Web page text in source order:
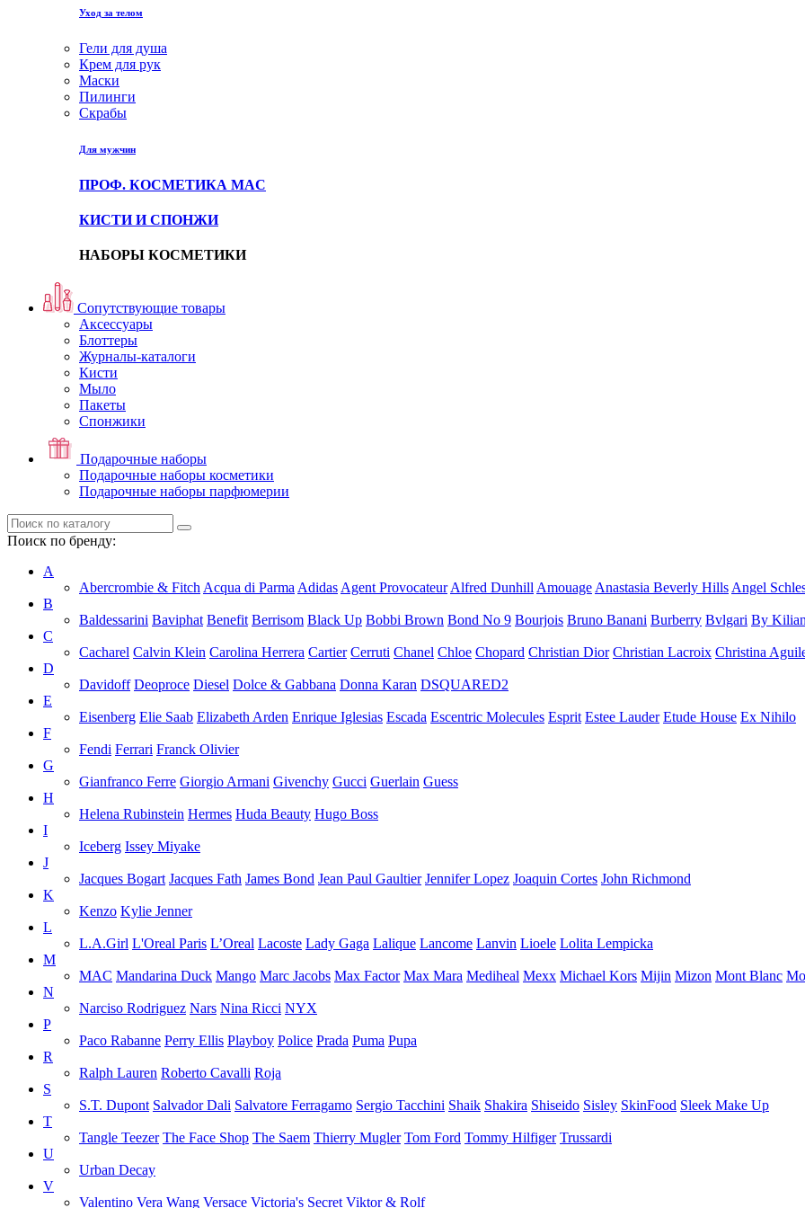
Уход за телом
Гели для душа
Крем для рук
Маски
Пилинги
Скрабы
Для мужчин
ПРОФ. КОСМЕТИКА MAC
КИСТИ И СПОНЖИ
НАБОРЫ КОСМЕТИКИ
Сопутствующие товары
Аксессуары
Блоттеры
Журналы-каталоги
Кисти
Мыло
Пакеты
Спонжики
Подарочные наборы
Подарочные наборы косметики
Подарочные наборы парфюмерии
Поиск по бренду:
A
Abercrombie & FitchAcqua di ParmaAdidasAgent ProvocateurAlfred DunhillAmouageAnastasia Beverly HillsAngel
B
Baldessarini Baviphat Benefit Berrisom Black Up Bobbi Brown Bond No 9 Bourjois Bruno Banani Burberry Bvlgari By
C
Cacharel Calvin Klein Carolina Herrera Cartier Cerruti Chanel Chloe Chopard Christian Dior Christian Lacroix Christina
D
Davidoff Deoproce Diesel Dolce & Gabbana Donna Karan DSQUARED2
E
Eisenberg Elie Saab Elizabeth Arden Enrique Iglesias Escada Escentric Molecules Esprit Estee Lauder Etude House Ex Nihilo
F
Fendi Ferrari Franck Olivier
G
Gianfranco Ferre Giorgio Armani Givenchy Gucci Guerlain Guess
H
Helena Rubinstein Hermes Huda Beauty Hugo Boss
I
Iceberg Issey Miyake
J
Jacques Bogart Jacques Fath James Bond Jean Paul Gaultier Jennifer Lopez Joaquin Cortes John Richmond
K
Kenzo Kylie Jenner
L
L.A.Girl L'Oreal Paris L’Oreal Lacoste Lady Gaga Lalique Lancome Lanvin Lioele Lolita Lempicka
M
MAC Mandarina Duck Mango Marc Jacobs Max Factor Max Mara Mediheal Mexx Michael Kors Mijin Mizon Mont Blanc
N
Narciso Rodriguez Nars Nina Ricci NYX
P
Paco Rabanne Perry Ellis Playboy Police Prada Puma Pupa
R
Ralph Lauren Roberto Cavalli Roja
S
S.T. Dupont Salvador Dali Salvatore Ferragamo Sergio Tacchini Shaik Shakira Shiseido Sisley SkinFood Sleek Make Up
T
Tangle Teezer The Face Shop The Saem Thierry Mugler Tom Ford Tommy Hilfiger Trussardi
U
Urban Decay
V
Valentino Vera Wang Versace Victoria's Secret Viktor & Rolf